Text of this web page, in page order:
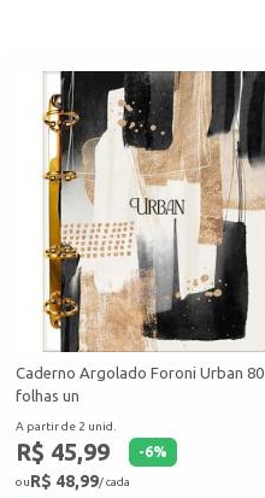
Caderno Argolado Foroni Urban 80
folhas un
A partir de 2 unid.
R$ 45,99 -6%
ouR$ 48,99/ cada